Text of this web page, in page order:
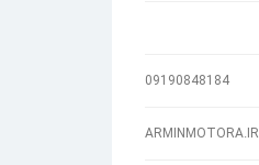
09190848184
ARMINMOTORA.IR